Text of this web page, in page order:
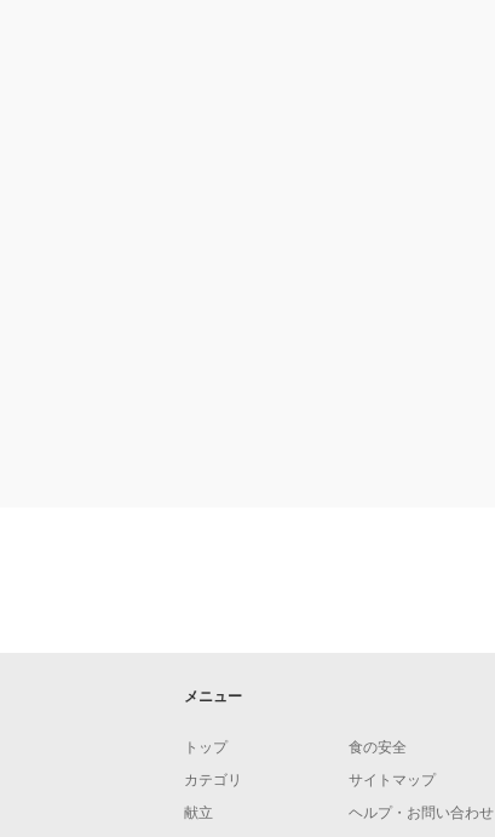
メニュー
トップ
カテゴリ
献立
食の安全
サイトマップ
ヘルプ・お問い合わせ